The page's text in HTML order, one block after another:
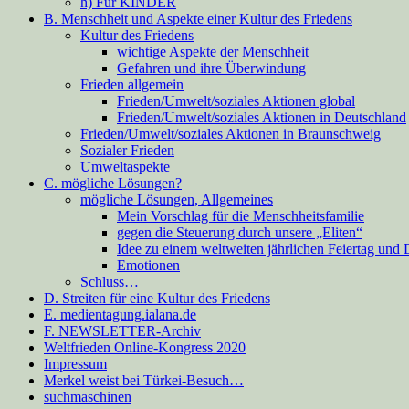
B. Menschheit und Aspekte einer Kultur des Friedens
Kultur des Friedens
wichtige Aspekte der Menschheit
Gefahren und ihre Überwindung
Frieden allgemein
Frieden/Umwelt/soziales Aktionen global
Frieden/Umwelt/soziales Aktionen in Deutschland
Frieden/Umwelt/soziales Aktionen in Braunschweig
Sozialer Frieden
Umweltaspekte
C. mögliche Lösungen?
mögliche Lösungen, Allgemeines
Mein Vorschlag für die Menschheitsfamilie
gegen die Steuerung durch unsere „Eliten“
Idee zu einem weltweiten jährlichen Feiertag und
Emotionen
Schluss…
D. Streiten für eine Kultur des Friedens
E. medientagung.ialana.de
F. NEWSLETTER-Archiv
Weltfrieden Online-Kongress 2020
Impressum
Merkel weist bei Türkei-Besuch…
suchmaschinen